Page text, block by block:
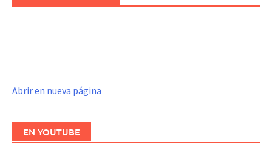
Abrir en nueva página
EN YOUTUBE